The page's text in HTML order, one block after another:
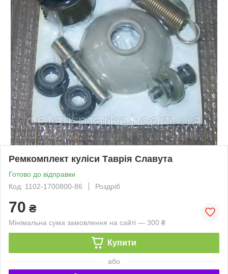
Ремкомплект куліси Таврія Славута
Готово до відправки
Код: 1102-1700800-86
Роздріб
70 ₴
Мінімальна сума замовлення на сайті — 300 ₴
Купити
або